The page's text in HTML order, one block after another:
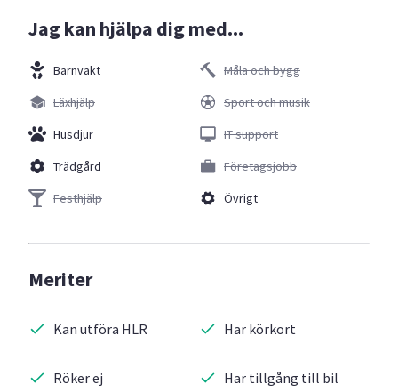
Jag kan hjälpa dig med...
Barnvakt
Läxhjälp
Husdjur
Trädgård
Festhjälp
Måla och bygg
Sport och musik
IT support
Företagsjobb
Övrigt
Meriter
Kan utföra HLR
Röker ej
Har körkort
Har tillgång till bil